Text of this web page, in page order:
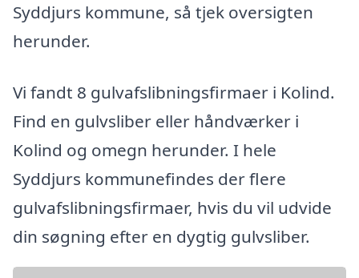
Syddjurs kommune, så tjek oversigten
herunder.
Vi fandt 8 gulvafslibningsfirmaer i Kolind.
Find en gulvsliber eller håndværker i
Kolind og omegn herunder. I hele
Syddjurs kommunefindes der flere
gulvafslibningsfirmaer, hvis du vil udvide
din søgning efter en dygtig gulvsliber.